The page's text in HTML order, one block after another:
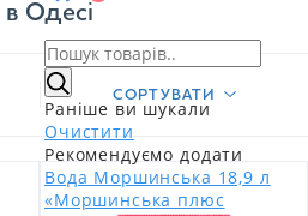
Раніше ви шукали
Очистити
Рекомендуємо додати
Вода Моршинська 18,9 л
«Моршинська плюс
Одесі
СОРТУВАТИ